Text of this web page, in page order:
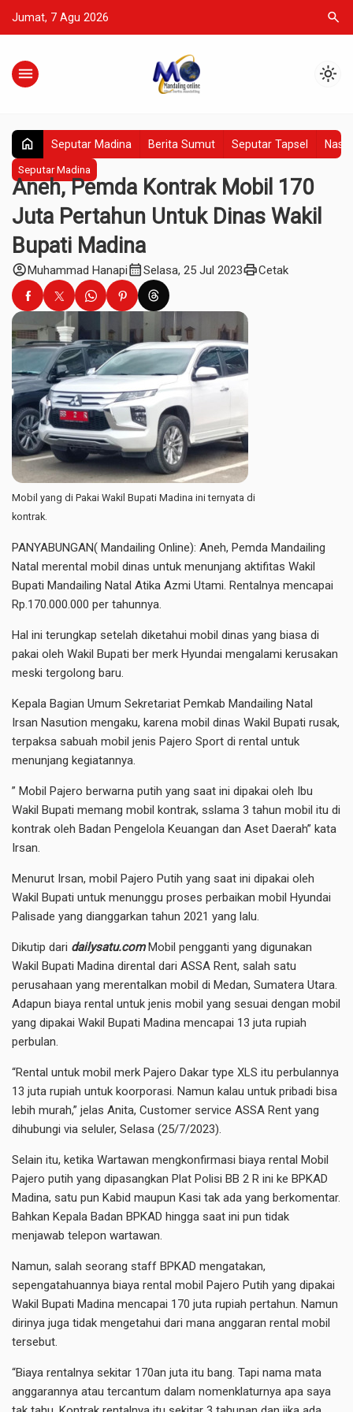
Jumat, 7 Agu 2026 search
menu light_mode
home Seputar Madina Berita Sumut Seputar Tapsel
Seputar Madina
Aneh, Pemda Kontrak Mobil 170
Juta Pertahun Untuk Dinas Wakil
Bupati Madina
account_circleMuhammad Hanapicalendar_monthSelasa, 25 Jul 2023printCetak
Mobil yang di Pakai Wakil Bupati Madina ini ternyata di
kontrak.
PANYABUNGAN( Mandailing Online): Aneh, Pemda Mandailing
Natal merental mobil dinas untuk menunjang aktifitas Wakil
Bupati Mandailing Natal Atika Azmi Utami. Rentalnya mencapai
Rp.170.000.000 per tahunnya.
Hal ini terungkap setelah diketahui mobil dinas yang biasa di
pakai oleh Wakil Bupati ber merk Hyundai mengalami kerusakan
meski tergolong baru.
Kepala Bagian Umum Sekretariat Pemkab Mandailing Natal
Irsan Nasution mengaku, karena mobil dinas Wakil Bupati rusak,
terpaksa sabuah mobil jenis Pajero Sport di rental untuk
menunjang kegiatannya.
” Mobil Pajero berwarna putih yang saat ini dipakai oleh Ibu
Wakil Bupati memang mobil kontrak, sslama 3 tahun mobil itu di
kontrak oleh Badan Pengelola Keuangan dan Aset Daerah” kata
Irsan.
Menurut Irsan, mobil Pajero Putih yang saat ini dipakai oleh
Wakil Bupati untuk menunggu proses perbaikan mobil Hyundai
Palisade yang dianggarkan tahun 2021 yang lalu.
Dikutip dari dailysatu.comMobil pengganti yang digunakan
Wakil Bupati Madina dirental dari ASSA Rent, salah satu
perusahaan yang merentalkan mobil di Medan, Sumatera Utara.
Adapun biaya rental untuk jenis mobil yang sesuai dengan mobil
yang dipakai Wakil Bupati Madina mencapai 13 juta rupiah
perbulan.
“Rental untuk mobil merk Pajero Dakar type XLS itu perbulannya
13 juta rupiah untuk koorporasi. Namun kalau untuk pribadi bisa
lebih murah,” jelas Anita, Customer service ASSA Rent yang
dihubungi via seluler, Selasa (25/7/2023).
Selain itu, ketika Wartawan mengkonfirmasi biaya rental Mobil
Pajero putih yang dipasangkan Plat Polisi BB 2 R ini ke BPKAD
Madina, satu pun Kabid maupun Kasi tak ada yang berkomentar.
Bahkan Kepala Badan BPKAD hingga saat ini pun tidak
menjawab telepon wartawan.
Namun, salah seorang staff BPKAD mengatakan,
sepengatahuannya biaya rental mobil Pajero Putih yang dipakai
Wakil Bupati Madina mencapai 170 juta rupiah pertahun. Namun
dirinya juga tidak mengetahui dari mana anggaran rental mobil
tersebut.
“Biaya rentalnya sekitar 170an juta itu bang. Tapi nama mata
anggarannya atau tercantum dalam nomenklaturnya apa saya